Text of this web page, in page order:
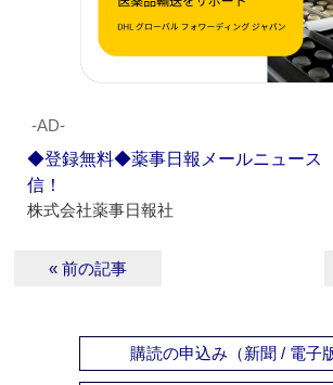
‐AD‐
◆登録無料◆薬事日報メールニュース
信！
株式会社薬事日報社
« 前の記事
購読の申込み（新聞 / 電子